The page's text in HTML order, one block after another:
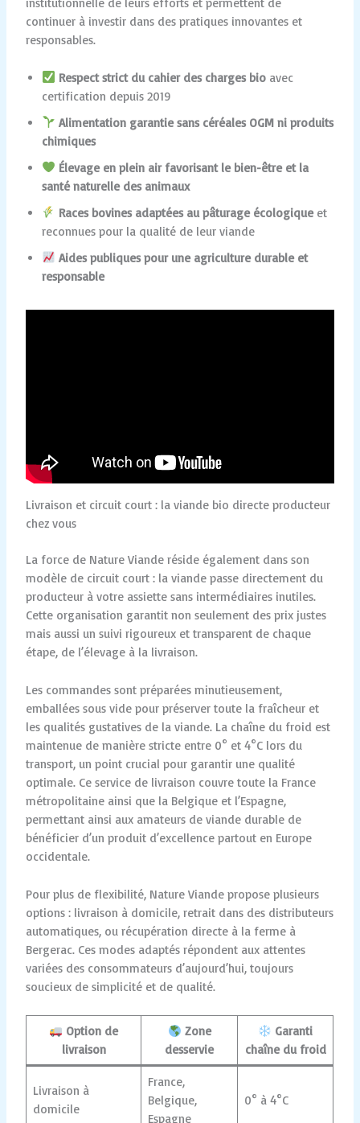
continuer à investir dans des pratiques innovantes et
responsables.
Respect strict du cahier des charges bio avec
certification depuis 2019
Alimentation garantie sans céréales OGM ni produits
chimiques
Élevage en plein air favorisant le bien-être et la
santé naturelle des animaux
Races bovines adaptées au pâturage écologiqueet
reconnues pour la qualité de leur viande
Aides publiques pour une agriculture durable et
responsable
Livraison et circuit court : la viande bio directe producteur
chez vous
La force de Nature Viande réside également dans son
modèle de circuit court : la viande passe directement du
producteur à votre assiette sans intermédiaires inutiles.
Cette organisation garantit non seulement des prix justes
mais aussi un suivi rigoureux et transparent de chaque
étape, de l’élevage à la livraison.
Les commandes sont préparées minutieusement,
emballées sous vide pour préserver toute la fraîcheur et
les qualités gustatives de la viande. La chaîne du froid est
maintenue de manière stricte entre 0° et 4°C lors du
transport, un point crucial pour garantir une qualité
optimale. Ce service de livraison couvre toute la France
métropolitaine ainsi que la Belgique et l’Espagne,
permettant ainsi aux amateurs de viande durable de
bénéficier d’un produit d’excellence partout en Europe
occidentale.
Pour plus de flexibilité, Nature Viande propose plusieurs
options : livraison à domicile, retrait dans des distributeurs
automatiques, ou récupération directe à la ferme à
Bergerac. Ces modes adaptés répondent aux attentes
variées des consommateurs d’aujourd’hui, toujours
soucieux de simplicité et de qualité.
Option de
livraison
Zone
desservie
Garanti
chaîne du froid
Livraison à
domicile
France,
Belgique,
Espagne
0° à 4°C